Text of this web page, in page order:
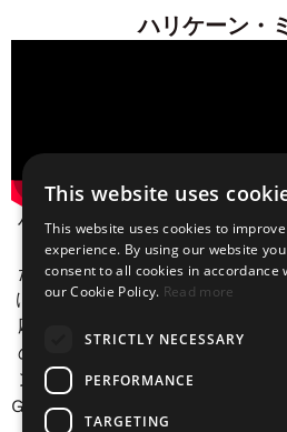
ハリケーン・
ハリケーン「ヘリーン」の数週
ン」がカテゴリー3のハリケー
た。ヘレネーによってすでに脆
け、より多くの損害と破壊を引
応じて対応し、この地域のイン
の嵐に備えた。この倉庫から、
ンからの長期的な復興に必要な
GEMはAirbnb.orgと提携し、
This website uses
This website uses cookies to
experience. By using our website you
consent to all cookies in accordance
our Cookie Policy. Read more
STRICTLY NECESSARY
PERFORMANCE
TARGETING